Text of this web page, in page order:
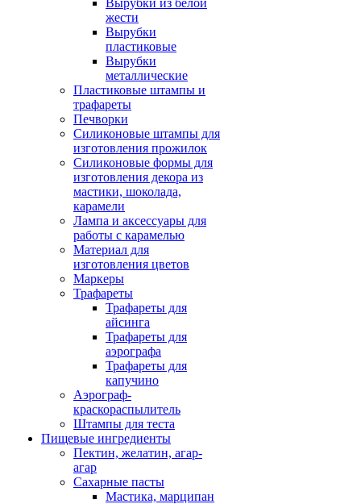
жести
Вырубки
пластиковые
Вырубки
металлические
Пластиковые штампы и
трафареты
Печворки
Силиконовые штампы для
изготовления прожилок
Силиконовые формы для
изготовления декора из
мастики, шоколада,
карамели
Лампа и аксессуары для
работы с карамелью
Материал для
изготовления цветов
Маркеры
Трафареты
Трафареты для
айсинга
Трафареты для
аэрографа
Трафареты для
капучино
Аэрограф-
краскораспылитель
Штампы для теста
Пищевые ингредиенты
Пектин, желатин, агар-
агар
Сахарные пасты
Мастика, марципан